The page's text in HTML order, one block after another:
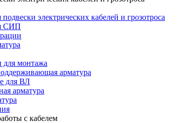
электрических кабелей и грозотроса
СИП
монтажа
арматура
для ВЛ
арматура
с кабелем